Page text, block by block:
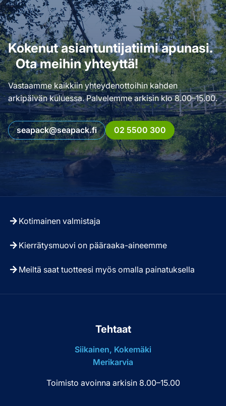
Kokenut asiantuntijatiimi apunasi.
Ota meihin yhteyttä!
Vastaamme kaikkiin yhteydenottoihin kahden
arkipäivän kuluessa. Palvelemme arkisin klo 8.00–15.00.
seapack@seapack.fi 02 5500 300
Kotimainen valmistaja
Kierrätysmuovi on pääraaka-aineemme
Meiltä saat tuotteesi myös omalla painatuksella
Tehtaat
Siikainen, Kokemäki
Merikarvia
Toimisto avoinna arkisin 8.00–15.00